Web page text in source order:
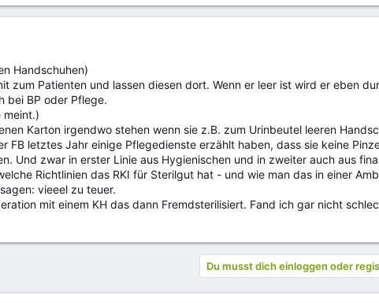
Handschuhen)
zum Patienten und lassen diesen dort. Wenn er leer ist wird er eben
bei BP oder Pflege.
meint.)
Karton irgendwo stehen wenn sie z.B. zum Urinbeutel leeren
FB letztes Jahr einige Pflegedienste erzählt haben, dass sie keine
Und zwar in erster Linie aus Hygienischen und in zweiter auch aus
Richtlinien das RKI für Sterilgut hat - und wie man das in einer
vieeel zu teuer.
mit einem KH das dann Fremdsterilisiert. Fand ich gar nicht
Du musst dich einloggen oder